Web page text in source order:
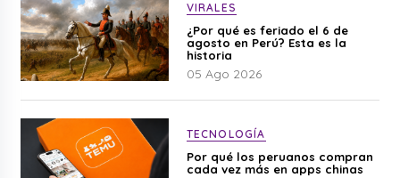
VIRALES
¿Por qué es feriado el 6 de
agosto en Perú? Esta es la
historia
05 Ago 2026
TECNOLOGÍA
Por qué los peruanos compran
cada vez más en apps chinas